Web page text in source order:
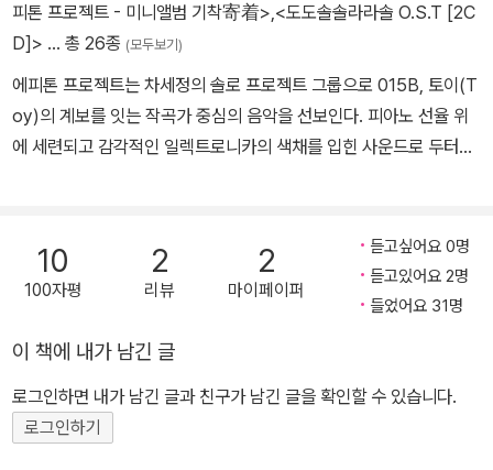
피톤 프로젝트 - 미니앨범 기착寄着>,<도도솔솔라라솔 O.S.T [2C
D]> … 총 26종 (모두보기)
에피톤 프로젝트는 차세정의 솔로 프로젝트 그룹으로 015B, 토이(T
oy)의 계보를 잇는 작곡가 중심의 음악을 선보인다. 피아노 선율 위
에 세련되고 감각적인 일렉트로니카의 색채를 입힌 사운드로 두터운
남는 가사, 담담한 차세정의 보컬이 더해져 누구나 한 번쯤 경험했음
직한 지난 사랑의 소소했던 순간을 불러일으키는 에피톤 프로젝트의
음악은 강요하지 않는 슬픔을 공감하게 한다.
10
100자평
2
리뷰
2
마이페이퍼
듣고싶어요 0명
듣고있어요 2명
들었어요 31명
이 책에 내가 남긴 글
로그인하면 내가 남긴 글과 친구가 남긴 글을 확인할 수 있습니다.
로그인하기